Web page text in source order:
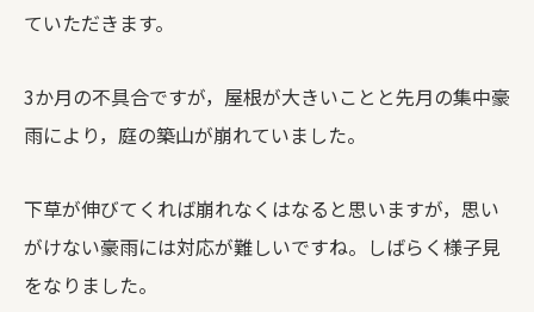
ていただきます。
3か月の不具合ですが，屋根が大きいことと先月の集中豪
雨により，庭の築山が崩れていました。
下草が伸びてくれば崩れなくはなると思いますが，思い
がけない豪雨には対応が難しいですね。しばらく様子見
をなりました。